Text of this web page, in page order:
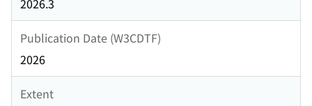
2026.3
Publication Date (W3CDTF)
2026
Extent